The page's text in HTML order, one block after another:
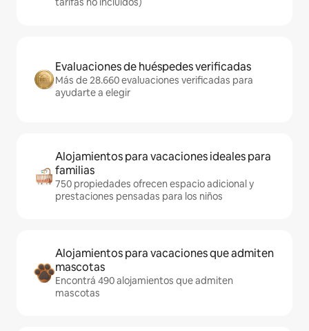
Evaluaciones de huéspedes verificadas
Más de 28.660 evaluaciones verificadas para
ayudarte a elegir
Alojamientos para vacaciones ideales para
familias
750 propiedades ofrecen espacio adicional y
prestaciones pensadas para los niños
Alojamientos para vacaciones que admiten
mascotas
Encontrá 490 alojamientos que admiten
mascotas